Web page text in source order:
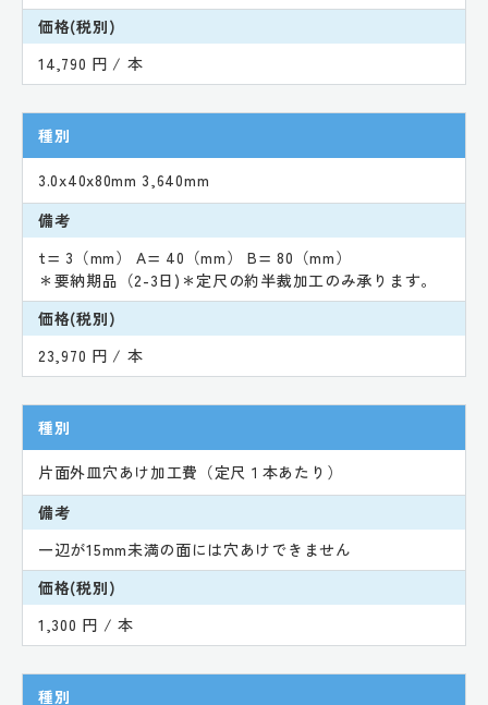
価格(税別)
14,790 円 / 本
種別
3.0x40x80mm 3,640mm
備考
t= 3（mm） A= 40（mm） B= 80（mm）
＊要納期品（2-3日)＊定尺の約半裁加工のみ承ります。
価格(税別)
23,970 円 / 本
種別
片面外皿穴あけ加工費（定尺１本あたり）
備考
一辺が15mm未満の面には穴あけできません
価格(税別)
1,300 円 / 本
種別